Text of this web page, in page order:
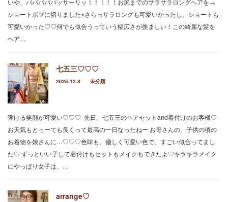
いや、バババババッサーリッ！！！！！お尻までのサラサラロングヘアを→
ショートボブに切りました⭐︎さらっサラロングも可愛いかったし、ショートも
可愛いかった♡♡何でも似合うっていう幅広さが羨ましい！この綺麗な髪を
ヘア…
七五三♡♡♡
2025.12.3 未分類
弾ける笑顔が可愛い♡♡♡ 先日、七五三のヘアセットand着付けのお客様♡
お天気もとっーても良くって最高の一日なったねー お母さんの、子供の頃の
お着物を娘さんに…♡♡♡色味も、優しく可愛い色で、すごい似合ってまし
た♡ ずっといい子して着付けもセットもメイクもできたよ♡キラキラメイク
にやっぱり女子は、…
arrange♡